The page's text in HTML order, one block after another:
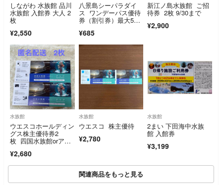
しながわ 水族館 品川
水族館 入館券 大人 2
枚
¥2,550
八景島シーパラダイ
ス ワンデーパス優待
券（割引券）最大5名
¥685
新江ノ島水族館 ご招
待券 2枚 9/30まで
¥2,900
水族館
ウエスコホールディン
グス株主優待券2
枚 四国水族館orアト
ト 匿名配送
¥2,680
水族館
ウエスコ 株主優待
¥2,780
水族館
2まい 下田海中水族
館 入館券
¥3,199
関連商品をもっと見る